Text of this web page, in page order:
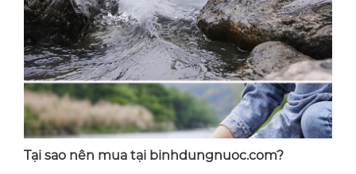
Tại sao nên mua tại binhdungnuoc.com?